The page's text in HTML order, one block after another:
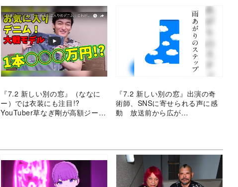
『7.2 新しい別の窓』（ななに
ー）では衣装にも注目!?
YouTuber草なぎ剛が高額ジーン
『7.2 新しい別の窓』出演の奇
術師、SNSに寄せられる声に感
動 放送前から広が